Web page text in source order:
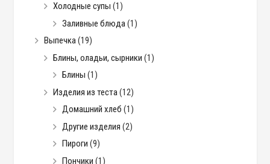
Холодные супы (1)
Заливные блюда(1)
Выпечка(19)
Блины, оладьи, сырники (1)
Блины (1)
Изделия из теста(12)
Домашний хлеб (1)
Другие изделия (2)
Пироги (9)
Пончики (1)